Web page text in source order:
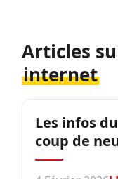
Articles
internet
Les infos
coup de